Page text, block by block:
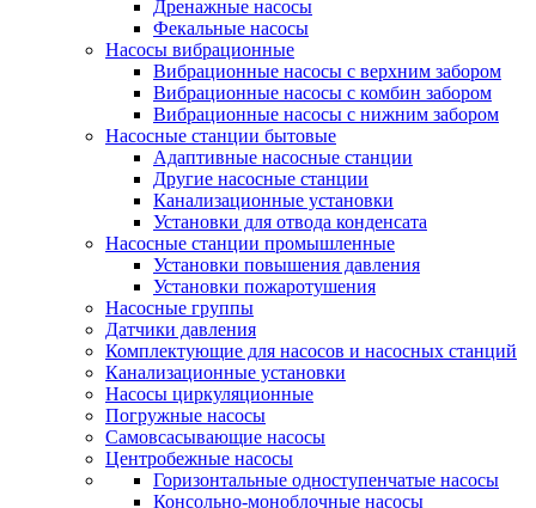
Дренажные насосы
Фекальные насосы
Насосы вибрационные
Вибрационные насосы с верхним забором
Вибрационные насосы с комбин забором
Вибрационные насосы с нижним забором
Насосные станции бытовые
Адаптивные насосные станции
Другие насосные станции
Канализационные установки
Установки для отвода конденсата
Насосные станции промышленные
Установки повышения давления
Установки пожаротушения
Насосные группы
Датчики давления
Комплектующие для насосов и насосных станций
Канализационные установки
Насосы циркуляционные
Погружные насосы
Самовсасывающие насосы
Центробежные насосы
Горизонтальные одноступенчатые насосы
Консольно-моноблочные насосы